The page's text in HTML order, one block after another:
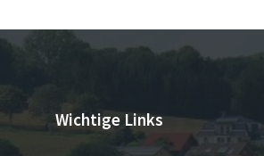
Wichtige Links